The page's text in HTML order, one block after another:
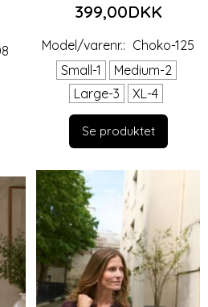
399,00DKK
Model/varenr.: Choko-125
Small-1
Medium-2
Large-3
XL-4
Se produktet